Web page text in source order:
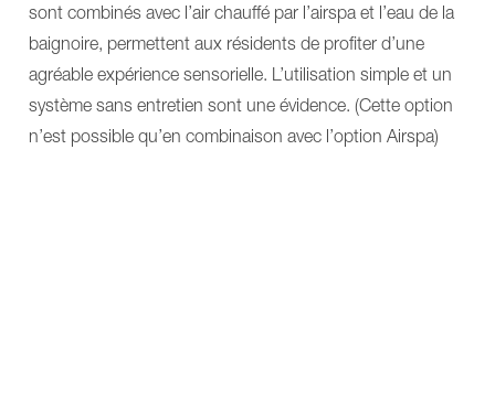
sont combinés avec l’air chauffé par l’airspa et l’eau de la
baignoire, permettent aux résidents de profiter d’une
agréable expérience sensorielle. L’utilisation simple et un
système sans entretien sont une évidence. (Cette option
n’est possible qu’en combinaison avec l’option Airspa)